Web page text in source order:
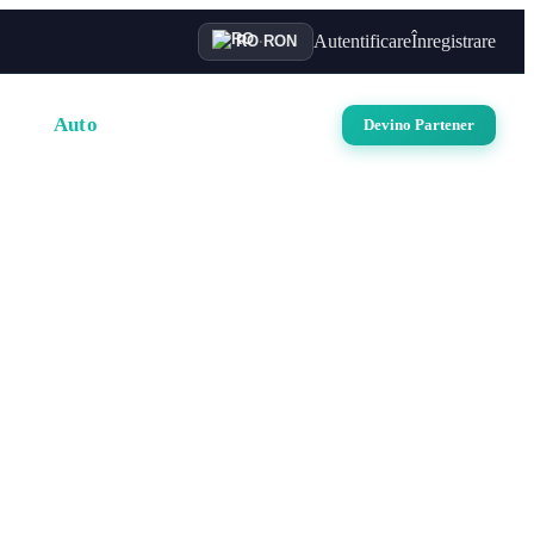
RO· RON AutentificareÎnregistrare
Auto Devino Partener